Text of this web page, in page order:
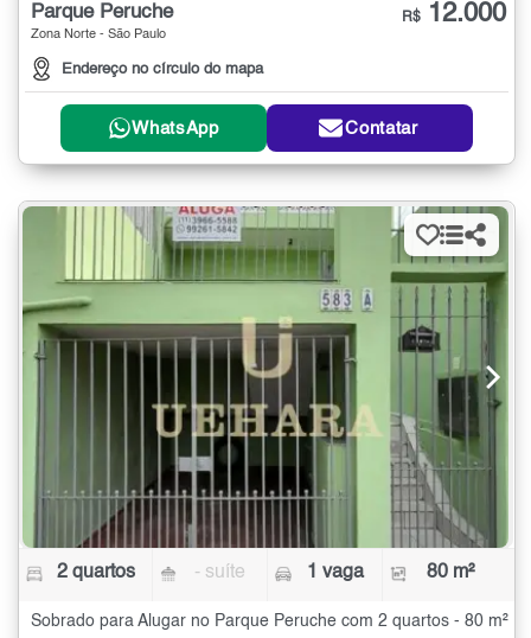
Parque Peruche
Zona Norte - São Paulo
Endereço no círculo do mapa
R$ 12.000
WhatsApp Contatar
2 quartos - suíte 1 vaga 80 m²
Sobrado para Alugar no Parque Peruche com 2 quartos - 80 m²